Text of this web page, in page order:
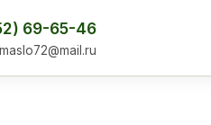
69-65-46